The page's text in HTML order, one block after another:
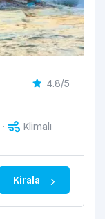
4.8/5
Klimalı
Kirala